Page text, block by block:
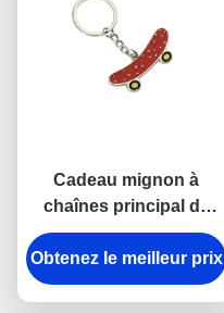
Cadeau mignon à
chaînes principal de
souvenir de la planche
à roulettes en alliage de
zinc mini 3.5mm
Obtenez le meilleur prix